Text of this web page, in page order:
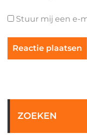
Stuur mij een e-
ZOEKEN